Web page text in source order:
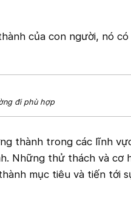
của con người, nó có
đi phù hợp
thành trong các lĩnh
Những thử thách và cơ
mục tiêu và tiến tới